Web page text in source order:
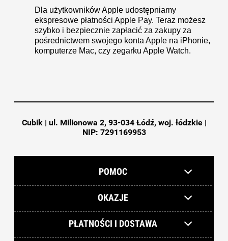
Dla użytkowników Apple udostępniamy
ekspresowe płatności Apple Pay. Teraz możesz
szybko i bezpiecznie zapłacić za zakupy za
pośrednictwem swojego konta Apple na iPhonie,
komputerze Mac, czy zegarku Apple Watch.
Cubik | ul. Milionowa 2, 93-034 Łódź, woj. łódzkie |
NIP: 7291169953
POMOC
OKAZJE
PŁATNOŚCI I DOSTAWA